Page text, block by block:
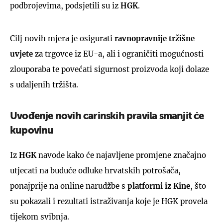
podbrojevima, podsjetili su iz HGK.
Cilj novih mjera je osigurati ravnopravnije tržišne
uvjete za trgovce iz EU-a, ali i ograničiti mogućnosti
zlouporaba te povećati sigurnost proizvoda koji dolaze
s udaljenih tržišta.
Uvođenje novih carinskih pravila smanjit će
kupovinu
Iz HGK navode kako će najavljene promjene značajno
utjecati na buduće odluke hrvatskih potrošača,
ponajprije na online narudžbe s platformi iz Kine, što
su pokazali i rezultati istraživanja koje je HGK provela
tijekom svibnja.